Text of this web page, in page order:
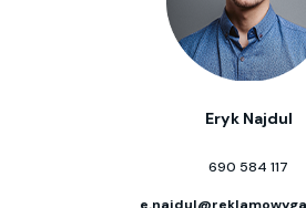
Eryk Najdul
690 584 117